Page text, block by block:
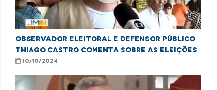
Observador eleitoral e defensor público
Thiago Castro comenta sobre as eleições
10/10/2024